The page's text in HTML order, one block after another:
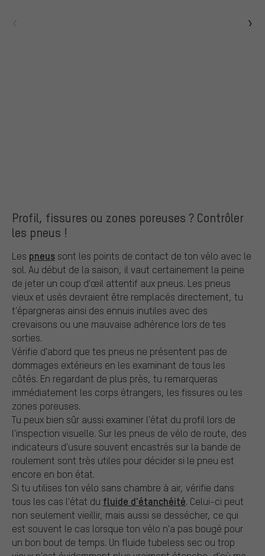
Profil, fissures ou zones poreuses ? Contrôler
les pneus !
Les pneus sont les points de contact de ton vélo avec le
sol. Au début de la saison, il vaut certainement la peine
de jeter un coup d'œil attentif aux pneus. Les pneus
vieux et usés devraient être remplacés directement, tu
t'épargneras ainsi des ennuis inutiles avec des
crevaisons ou une mauvaise adhérence lors de tes
sorties.
Vérifie d'abord que tes pneus ne présentent pas de
dommages extérieurs en les examinant de tous les
côtés. En regardant de plus près, tu remarqueras
immédiatement les corps étrangers, les fissures ou les
zones poreuses.
Tu peux bien sûr aussi examiner l'état du profil lors de
l'inspection visuelle. Sur les pneus de vélo de route, des
indicateurs d'usure souvent encastrés sur la bande de
roulement sont très utiles pour décider si le pneu est
encore en bon état.
Si tu utilises ton vélo sans chambre à air, vérifie dans
tous les cas l'état du fluide d'étanchéité. Celui-ci peut
non seulement vieillir, mais aussi se dessécher, ce qui
est souvent le cas lorsque ton vélo n'a pas bougé pour
un bon bout de temps. Un fluide tubeless sec ou trop